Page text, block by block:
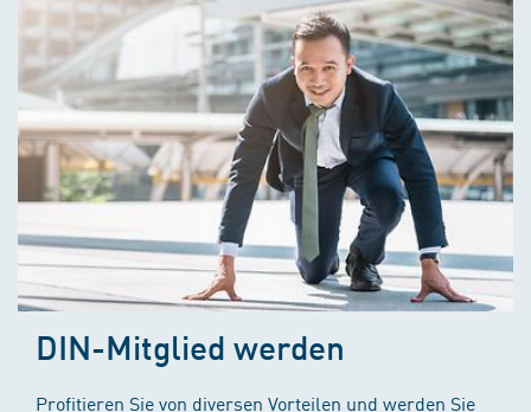
DIN-Mitglied werden
Profitieren Sie von diversen Vorteilen und werden Sie